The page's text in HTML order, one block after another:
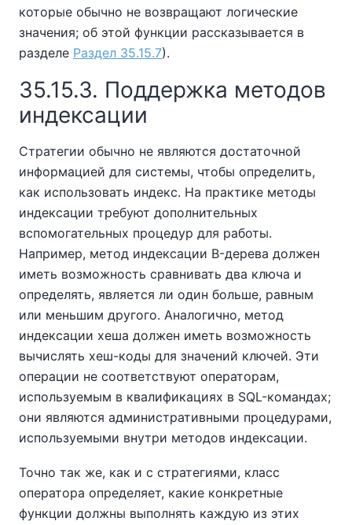
которые обычно не возвращают логические
значения; об этой функции рассказывается в
разделе Раздел 35.15.7).
35.15.3. Поддержка методов
индексации
Стратегии обычно не являются достаточной
информацией для системы, чтобы определить,
как использовать индекс. На практике методы
индексации требуют дополнительных
вспомогательных процедур для работы.
Например, метод индексации B-дерева должен
иметь возможность сравнивать два ключа и
определять, является ли один больше, равным
или меньшим другого. Аналогично, метод
индексации хеша должен иметь возможность
вычислять хеш-коды для значений ключей. Эти
операции не соответствуют операторам,
используемым в квалификациях в SQL-командах;
они являются административными процедурами,
используемыми внутри методов индексации.
Точно так же, как и с стратегиями, класс
оператора определяет, какие конкретные
функции должны выполнять каждую из этих